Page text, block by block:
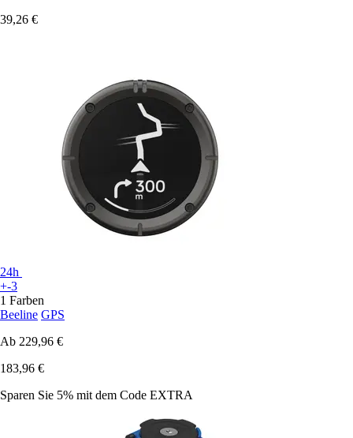
39,26 €
24h
+-3
1 Farben
Beeline GPS
Ab 229,96 €
183,96 €
Sparen Sie 5% mit dem Code EXTRA